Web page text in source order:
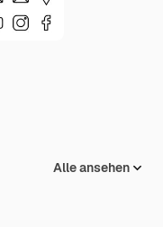
Alle ansehen